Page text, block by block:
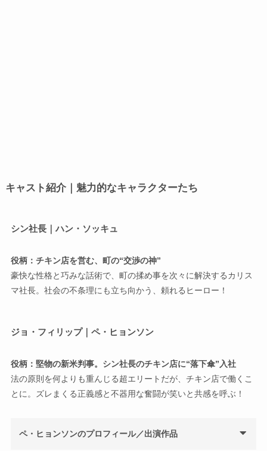
キャスト紹介｜魅力的なキャラクターたち
シン社長｜ハン・ソッキュ
役柄：チキン店を営む、町の“交渉の神”
豪快な性格と巧みな話術で、町の揉め事を次々に解決するカリス
マ社長。社会の不条理にも立ち向かう、頼れるヒーロー！
ジョ・フィリップ｜ペ・ヒョンソン
役柄：堅物の新米判事。シン社長のチキン店に“落下傘”入社
法の原則を何よりも重んじる超エリートだが、チキン店で働くこ
とに。ズレまくる正義感と不器用な奮闘が笑いと共感を呼ぶ！
ペ・ヒョンソンのプロフィール／出演作品